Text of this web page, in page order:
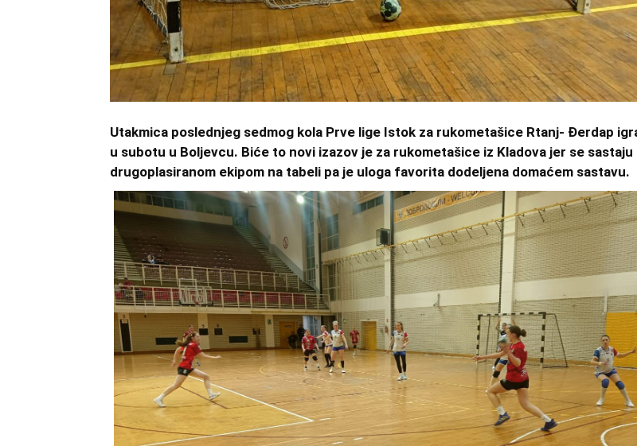
Utakmica poslednjeg sedmog kola Prve lige Istok za rukometašice Rtanj- Đerdap
u subotu u Boljevcu. Biće to novi izazov je za rukometašice iz Kladova jer se sastaju
drugoplasiranom ekipom na tabeli pa je uloga favorita dodeljena domaćem sastavu.